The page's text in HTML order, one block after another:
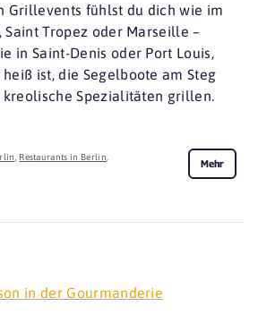
Grillevents fühlst du dich wie im
Saint Tropez oder Marseille –
in Saint-Denis oder Port Louis,
ist, die Segelboote am Steg
Spezialitäten grillen.
, Restaurants in Berlin,
Mehr